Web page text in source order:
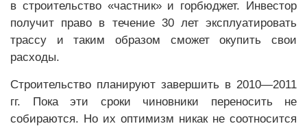
в строительство «частник» и горбюджет. Инвестор
получит право в течение 30 лет эксплуатировать
трассу и таким образом сможет окупить свои
расходы.
Строительство планируют завершить в 2010—2011
гг. Пока эти сроки чиновники переносить не
собираются. Но их оптимизм никак не соотносится